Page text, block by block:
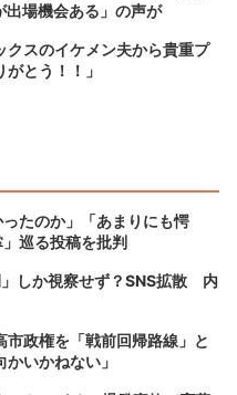
場機会ある」の声が
クスのイケメン夫から貴重プ
とう！！」
たのか」「あまりにも愕
巡る投稿を批判
しか視察せず？SNS拡散 内
政権を「戦前回帰路線」と
いかねない」